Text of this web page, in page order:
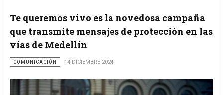
Te queremos vivo es la novedosa campaña
que transmite mensajes de protección en las
vías de Medellín
COMUNICACIÓN 14 DICIEMBRE 2024